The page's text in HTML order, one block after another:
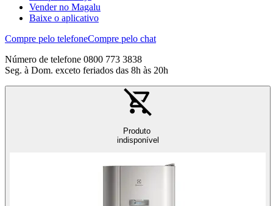
Vender no Magalu
Baixe o aplicativo
Compre pelo telefoneCompre pelo chat
Número de telefone 0800 773 3838
Seg. à Dom. exceto feriados das 8h às 20h
Produto
indisponível